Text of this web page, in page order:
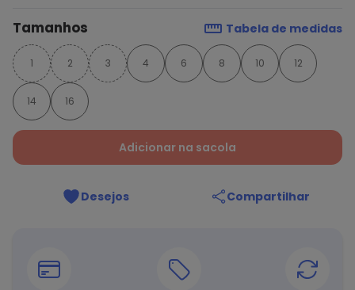
Tamanhos Tabela de medidas
1 2 3 4 6 8 10 12
14 16
Adicionar na sacola
Desejos Compartilhar